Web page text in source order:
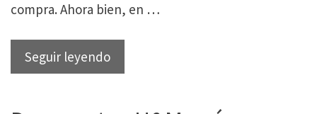
compra. Ahora bien, en …
Seguir leyendo¿Conseguir
un